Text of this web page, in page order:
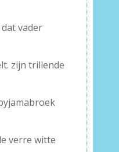
vader
zijn trillende
verre witte